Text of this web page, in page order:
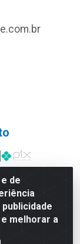
de
melhorar a